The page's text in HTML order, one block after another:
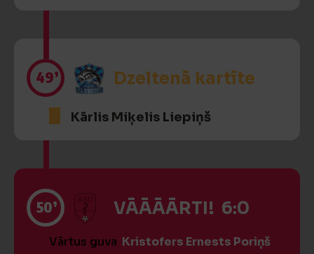
49’ Dzeltenā kartīte
Kārlis Miķelis Liepiņš
50’ VĀĀĀĀRTI! 6:0
Vārtus guva Kristofers Ernests Poriņš